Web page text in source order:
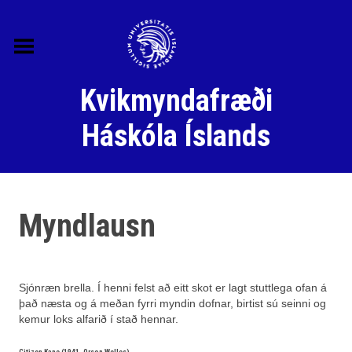
content
Kvikmyndafræði
Háskóla Íslands
Samtímarannsóknir
Skjalataskan
Myndlausn
Sjónræn brella. Í henni felst að eitt skot er lagt stuttlega ofan á
það næsta og á meðan fyrri myndin dofnar, birtist sú seinni og
kemur loks alfarið í stað hennar.